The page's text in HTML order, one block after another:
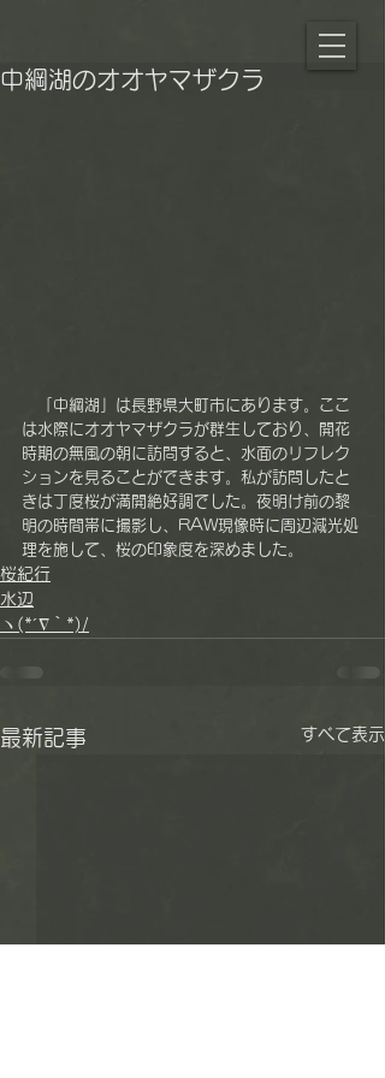
中綱湖のオオヤマザクラ
「中綱湖」は長野県大町市にあります。ここ
は水際にオオヤマザクラが群生しており、開花
時期の無風の朝に訪問すると、水面のリフレク
ションを見ることができます。私が訪問したと
きは丁度桜が満開絶好調でした。夜明け前の黎
明の時間帯に撮影し、RAW現像時に周辺減光処
理を施して、桜の印象度を深めました。
桜紀行
水辺
ヽ(*´∇｀*)/
最新記事 すべて表示